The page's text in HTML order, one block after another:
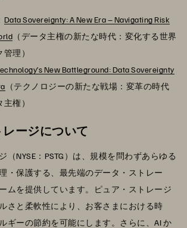
Data Sovereignty: A New Era – Navigating Risk
（データ主権の新たな時代：変化する世界
理）
New Battleground: Data Sovereignty
（テクノロジーの新たな戦場：変革の時代
権）
ージについて
（NYSE：PSTG）は、規模を問わずあらゆる
・保護する、最先端のデータ・ストレー
ムを提供しています。ピュア・ストレージ
さと柔軟性により、お客さまにおける時
ギーの節約を可能にします。さらに、AI か